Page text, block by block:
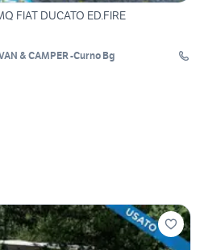
FIAT DUCATO ED.FIRE
& CAMPER -Curno Bg